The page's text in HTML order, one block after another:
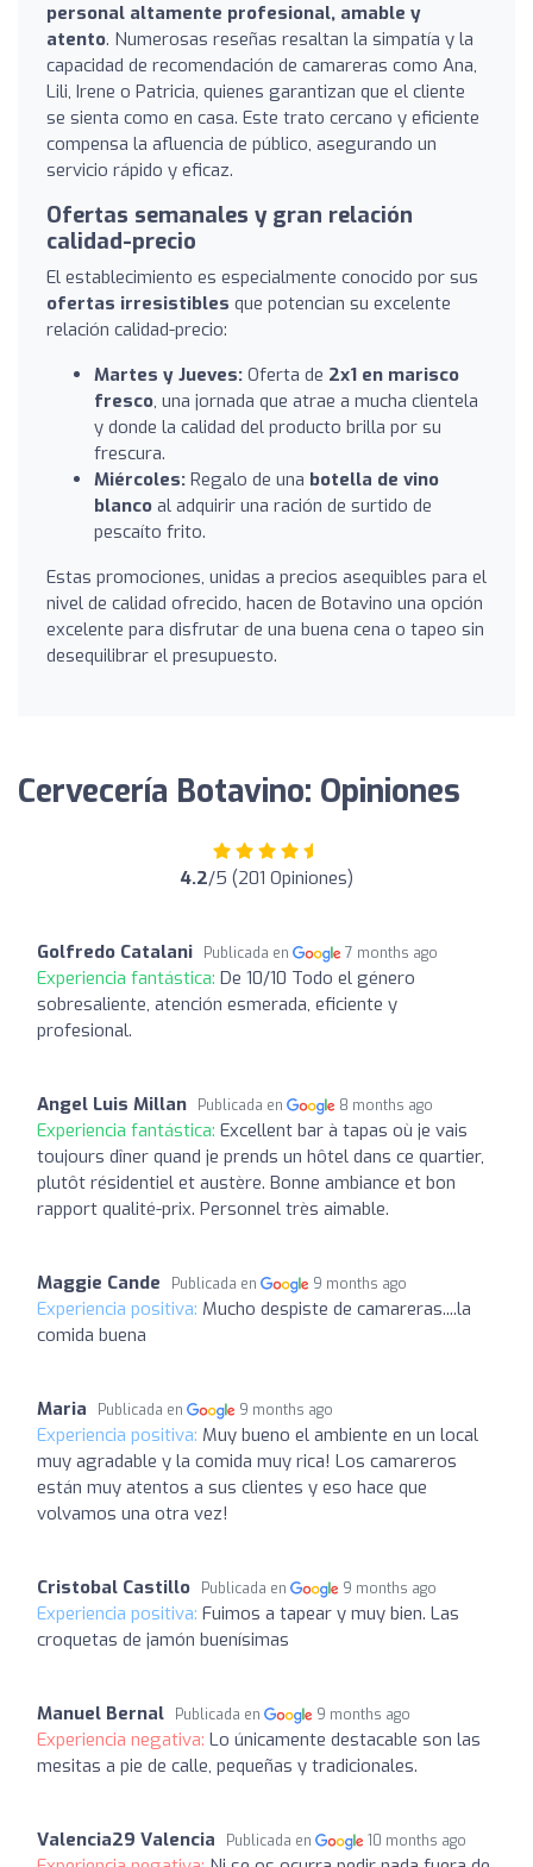
personal altamente profesional, amable y
atento. Numerosas reseñas resaltan la simpatía y la
capacidad de recomendación de camareras como Ana,
Lili, Irene o Patricia, quienes garantizan que el cliente
se sienta como en casa. Este trato cercano y eficiente
compensa la afluencia de público, asegurando un
servicio rápido y eficaz.
Ofertas semanales y gran relación
calidad-precio
El establecimiento es especialmente conocido por sus
ofertas irresistibles que potencian su excelente
relación calidad-precio:
Martes y Jueves: Oferta de 2x1 en marisco
fresco, una jornada que atrae a mucha clientela
y donde la calidad del producto brilla por su
frescura.
Miércoles: Regalo de una botella de vino
blanco al adquirir una ración de surtido de
pescaíto frito.
Estas promociones, unidas a precios asequibles para el
nivel de calidad ofrecido, hacen de Botavino una opción
excelente para disfrutar de una buena cena o tapeo sin
desequilibrar el presupuesto.
Cervecería Botavino: Opiniones
4.2/5 (201 Opiniones)
Golfredo Catalani Publicada en 7 months ago
Experiencia fantástica: De 10/10 Todo el género
sobresaliente, atención esmerada, eficiente y
profesional.
Angel Luis Millan Publicada en 8 months ago
Experiencia fantástica: Excellent bar à tapas où je vais
toujours dîner quand je prends un hôtel dans ce quartier,
plutôt résidentiel et austère. Bonne ambiance et bon
rapport qualité-prix. Personnel très aimable.
Maggie Cande Publicada en 9 months ago
Experiencia positiva: Mucho despiste de camareras....la
comida buena
Maria Publicada en 9 months ago
Experiencia positiva: Muy bueno el ambiente en un local
muy agradable y la comida muy rica! Los camareros
están muy atentos a sus clientes y eso hace que
volvamos una otra vez!
Cristobal Castillo Publicada en 9 months ago
Experiencia positiva: Fuimos a tapear y muy bien. Las
croquetas de jamón buenísimas
Manuel Bernal Publicada en 9 months ago
Experiencia negativa: Lo únicamente destacable son las
mesitas a pie de calle, pequeñas y tradicionales.
Valencia29 Valencia Publicada en 10 months ago